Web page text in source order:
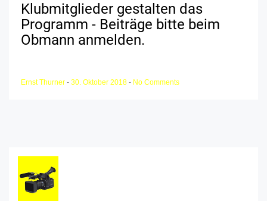
Klubmitglieder gestalten das
Programm - Beiträge bitte beim
Obmann anmelden.
Ernst Thurner - 30. Oktober 2018 - No Comments